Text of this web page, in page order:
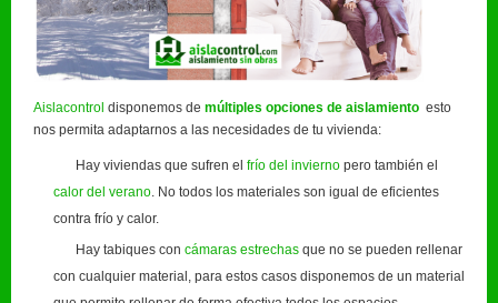
Aislacontrol disponemos de múltiples opciones de aislamiento esto
nos permita adaptarnos a las necesidades de tu vivienda:
Hay viviendas que sufren el frío del invierno pero también el
calor del verano. No todos los materiales son igual de eficientes
contra frío y calor.
Hay tabiques con cámaras estrechas que no se pueden rellenar
con cualquier material, para estos casos disponemos de un material